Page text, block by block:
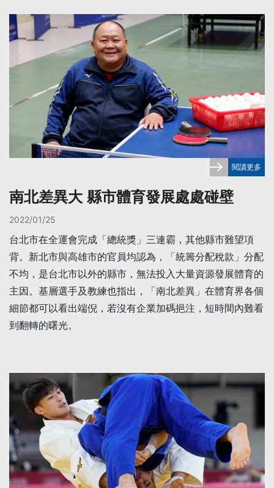
閱讀更多
南北差異大 縣市體育發展處處碰壁
2022/01/25
台北市在全運會完成「總統獎」三連霸，其他縣市難望項
背。新北市與高雄市的官員均認為，「統籌分配稅款」分配
不均，是台北市以外的縣市，無法投入大量資源發展體育的
主因。基層選手及教練也指出，「南北差異」在體育界各個
細節都可以看出端倪，若沒有企業加碼挹注，短時間內難看
到翻轉的曙光。